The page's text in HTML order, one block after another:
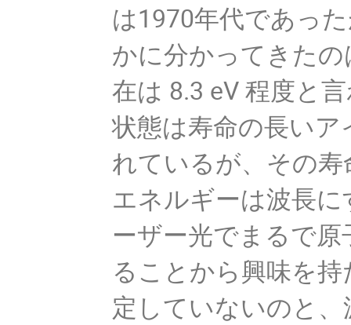
は1970年代であっ
かに分かってきた
在は 8.3 eV 程度と
状態は寿命の長い
れているが、その
エネルギーは波長
ーザー光でまるで
ることから興味を
定していないのと